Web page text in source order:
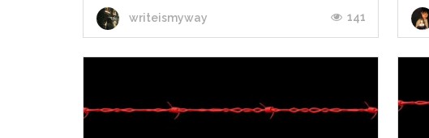
จ้องเพดานสีขาวที่มีแต่หลอดไฟอยู่ด้านบน และสิ่ง
ที่แย่ไปกว่า...
writeismyway 141